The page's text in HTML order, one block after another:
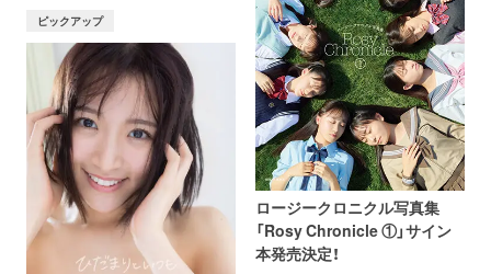
ピックアップ
ロージークロニクル写真集
「Rosy Chronicle ①」サイン
本発売決定！